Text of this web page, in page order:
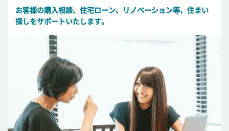
お客様の購入相談、住宅ローン、リノベーション等、住まい
探しをサポートいたします。